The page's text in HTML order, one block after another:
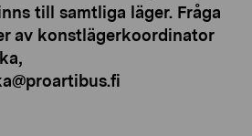
till samtliga läger. Fråga
av konstlägerkoordinator